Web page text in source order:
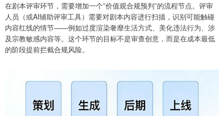
在剧本评审环节，需要增加一个”价值观合规预判”的流程节点。评审
人员（或AI辅助评审工具）需要对剧本内容进行扫描，识别可能触碰
内容红线的情节——例如过度渲染奢靡生活方式、美化违法行为、涉
及宗教敏感内容等。这个环节的目标不是审查创意，而是在成本最低
的阶段提前拦截合规风险。